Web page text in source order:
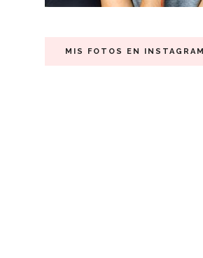
MIS FOTOS EN INSTAGRAM